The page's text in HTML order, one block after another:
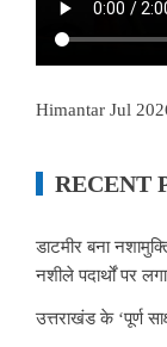
Himantar Jul
RECENT
डाटमीर बना
नशीले पदार्थों पर
उत्तराखंड के ‘पूर्ण